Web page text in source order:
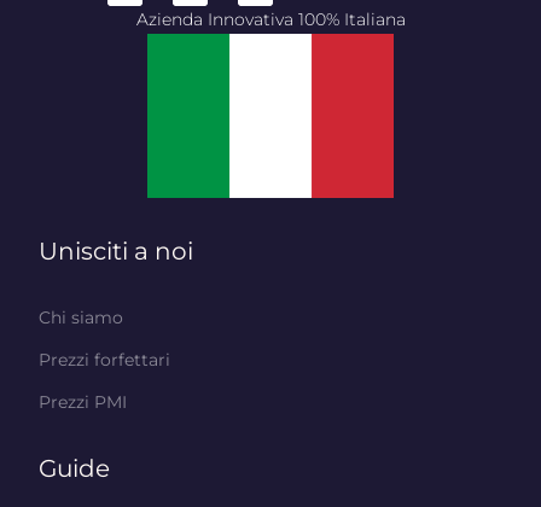
Azienda Innovativa 100% Italiana
Unisciti a noi
Chi siamo
Prezzi forfettari
Prezzi PMI
Guide